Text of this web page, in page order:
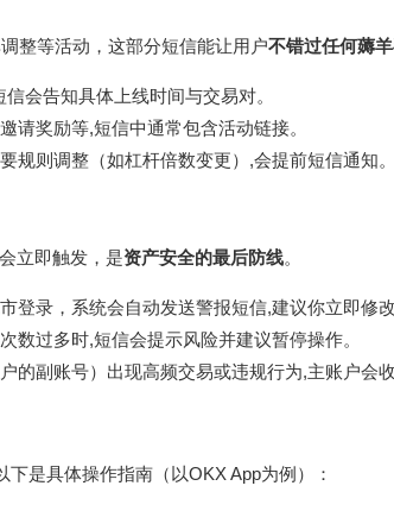
整等活动，这部分短信能让用户不错过任何薅
会告知具体上线时间与交易对。
请奖励等,短信中通常包含活动链接。
规则调整（如杠杆倍数变更）,会提前短信通知。
立即触发，是资产安全的最后防线。
登录，系统会自动发送警报短信,建议你立即修改
数过多时,短信会提示风险并建议暂停操作。
的副账号）出现高频交易或违规行为,主账户会
是具体操作指南（以OKX App为例）：